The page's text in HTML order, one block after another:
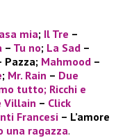
mia; Il Tre –
– Tu no; La Sad –
Pazza; Mahmood –
; Mr. Rain – Due
tutto; Ricchi e
Villain – Click
Francesi – L’amore
una ragazza.